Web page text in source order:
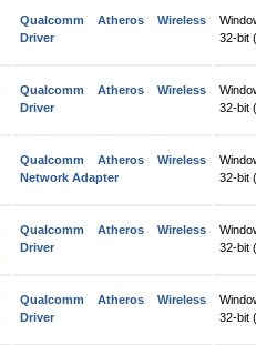
Qualcomm Atheros Wireless
Driver
32-bit
Qualcomm Atheros Wireless
Driver
32-bit
Qualcomm Atheros Wireless
Network Adapter
32-bit
Qualcomm Atheros Wireless
Driver
32-bit
Qualcomm Atheros Wireless
Driver
32-bit